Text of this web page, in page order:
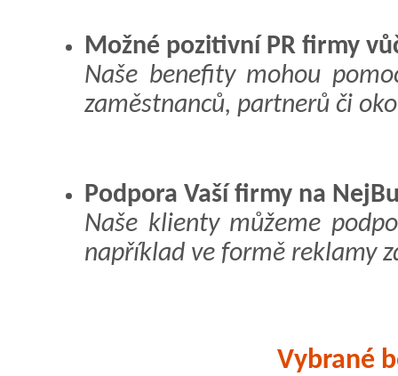
Možné pozitivní PR firmy
Naše benefity mohou
zaměstnanců, partnerů či
Podpora Vaší firmy na
Naše klienty můžeme
například ve formě reklamy
Vybrané